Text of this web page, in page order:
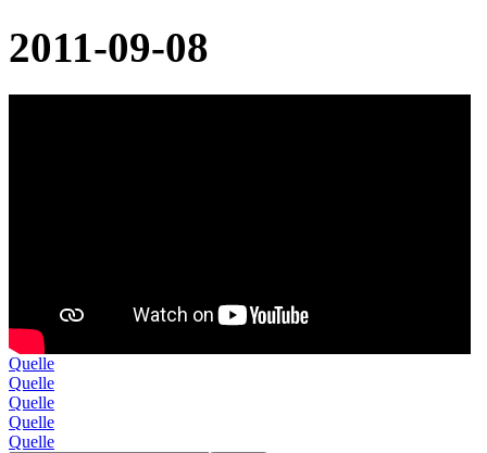
2011-09-08
Quelle
Quelle
Quelle
Quelle
Quelle